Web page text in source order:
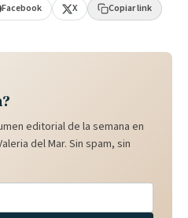
Facebook X Copiar link
editorial de la semana en
del Mar. Sin spam, sin